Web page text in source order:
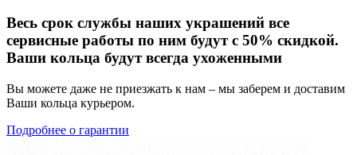
Весь срок службы наших украшений все
сервисные работы по ним будут с 50% скидкой.
Ваши кольца будут всегда ухоженными
Вы можете даже не приезжать к нам – мы заберем и доставим
Ваши кольца курьером.
Подробнее о гарантии